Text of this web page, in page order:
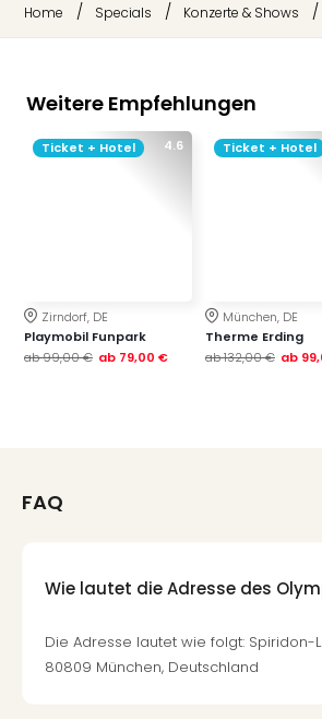
Home / Specials / Konzerte & Shows /
Weitere Empfehlungen
4.6
Ticket + Hotel
Zirndorf, DE
Playmobil Funpark
ab99,00 € ab 79,00 €
Ticket + Hotel
München, DE
Therme Erding
ab132,00 € ab
FAQ
Wie lautet die Adresse des
Die Adresse lautet wie folgt: Spiridon-
80809 München, Deutschland